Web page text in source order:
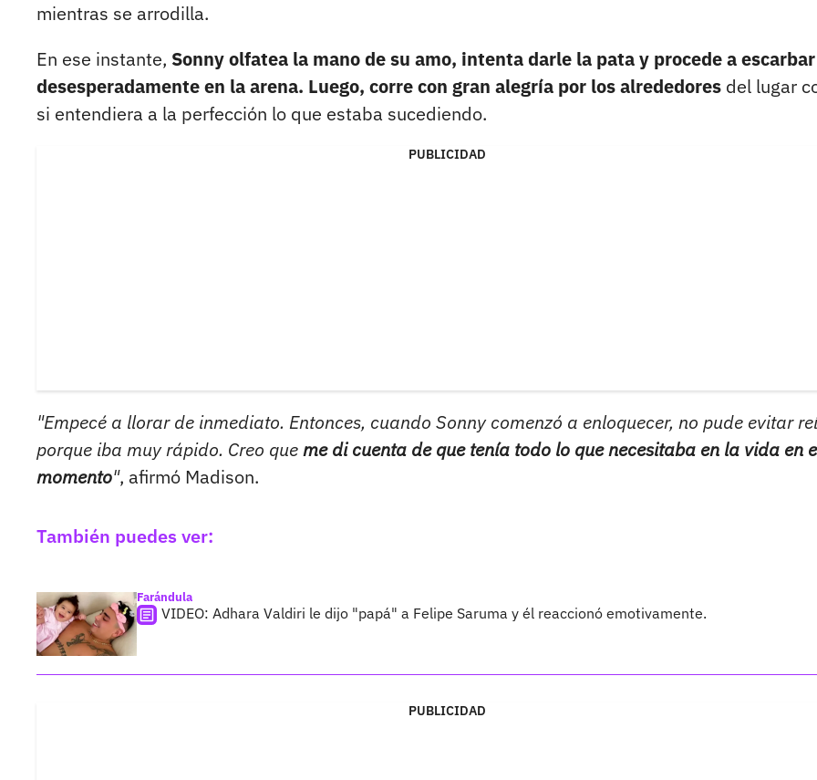
mientras se arrodilla.
En ese instante, Sonny olfatea la mano de su amo, intenta darle la pata y procede a escarbar
desesperadamente en la arena. Luego, corre con gran alegría por los alrededores del lugar
si entendiera a la perfección lo que estaba sucediendo.
PUBLICIDAD
"Empecé a llorar de inmediato. Entonces, cuando Sonny comenzó a enloquecer, no pude evitar
porque iba muy rápido. Creo queme di cuenta de que tenía todo lo que necesitaba en la vida en
momento", afirmó Madison.
También puedes ver:
Farándula
VIDEO: Adhara Valdiri le dijo "papá" a Felipe Saruma y él reaccionó emotivamente.
PUBLICIDAD